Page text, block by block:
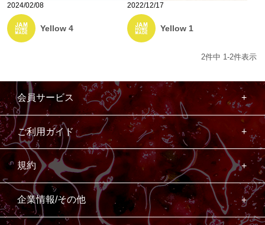
2024/02/08
Yellow 4
2022/12/17
Yellow 1
2件中 1 -2件表示
会員サービス
ご利用ガイド
規約
企業情報/その他